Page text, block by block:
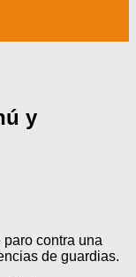
y
contra una
de guardias.